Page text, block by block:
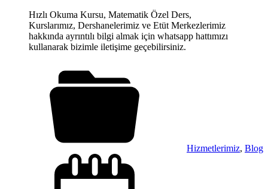
Hızlı Okuma Kursu, Matematik Özel Ders,
Kurslarımız, Dershanelerimiz ve Etüt Merkezlerimiz
hakkında ayrıntılı bilgi almak için whatsapp hattımızı
kullanarak bizimle iletişime geçebilirsiniz.
Hizmetlerimiz, Blog